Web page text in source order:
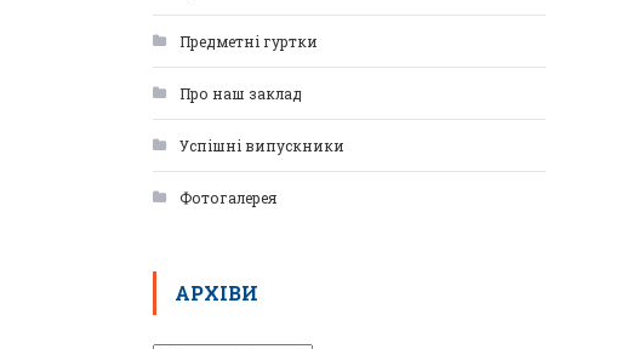
Предметні гуртки
Про наш заклад
Успішні випускники
Фотогалерея
АРХІВИ